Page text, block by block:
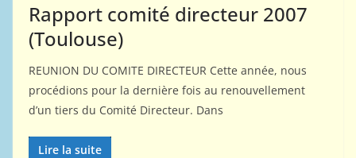
Rapport comité directeur 2007
(Toulouse)
REUNION DU COMITE DIRECTEUR Cette année, nous
procédions pour la dernière fois au renouvellement
d’un tiers du Comité Directeur. Dans
Lire la suite